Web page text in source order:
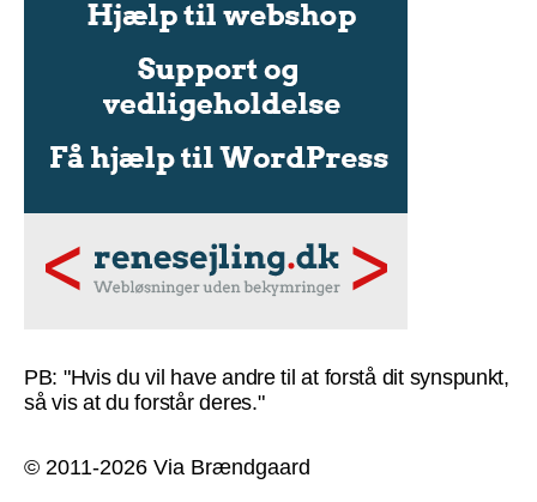
PB: "Hvis du vil have andre til at forstå dit synspunkt,
så vis at du forstår deres."
© 2011-2026 Via Brændgaard